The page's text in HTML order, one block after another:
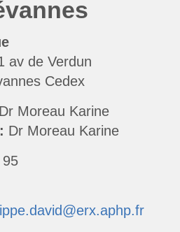
av de Verdun
Cedex
Dr Moreau Karine
Dr Moreau Karine